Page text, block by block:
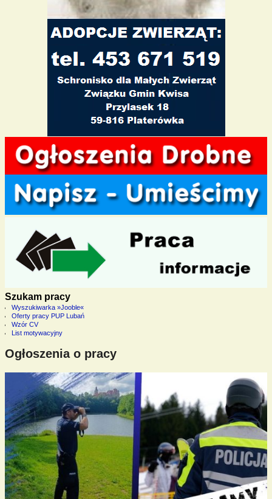
Szukam pracy
Wyszukiwarka »Jooble«
Oferty pracy PUP Lubań
Wzór CV
List motywacyjny
Ogłoszenia o pracy